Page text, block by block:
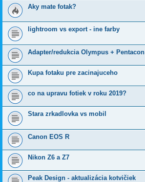
Aky mate fotak?
lightroom vs export - ine farby
Adapter/redukcia Olympus + Pentacon
Kupa fotaku pre zacinajuceho
co na upravu fotiek v roku 2019?
Stara zrkadlovka vs mobil
Canon EOS R
Nikon Z6 a Z7
Peak Design - aktualizácia kotvičiek